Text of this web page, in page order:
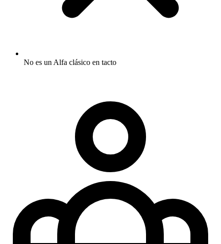
No es un Alfa clásico en tacto